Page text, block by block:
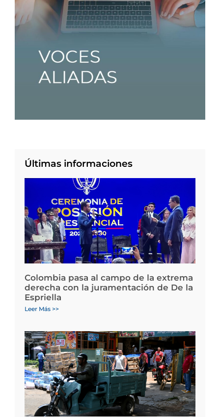
Últimas informaciones
Colombia pasa al campo de la extrema
derecha con la juramentación de De la
Espriella
Leer Más >>